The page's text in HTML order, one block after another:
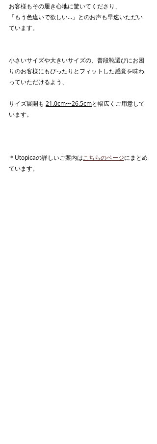
お客様もその履き心地に驚いてくださり、
「もう色違いで欲しい...」とのお声も早速いただい
ています。
小さいサイズや大きいサイズの、普段靴選びにお困
りのお客様にもぴったりとフィットした感覚を味わ
っていただけるよう、
サイズ展開も 21.0cm〜26.5cmと幅広くご用意して
います。
＊Utopicaの詳しいご案内は こちらのページにまとめ
ています。